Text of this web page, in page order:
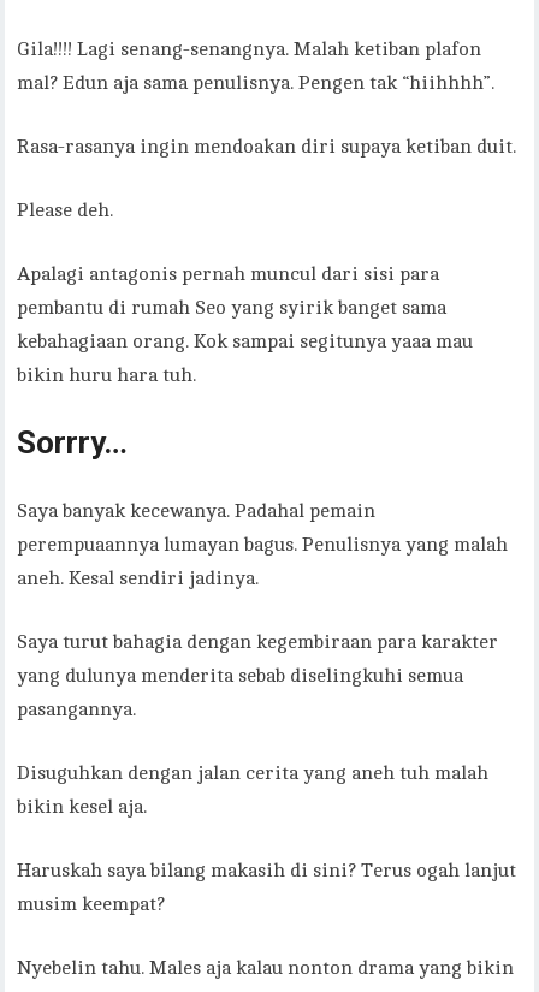
Gila!!!! Lagi senang-senangnya. Malah ketiban plafon
mal? Edun aja sama penulisnya. Pengen tak “hiihhhh”.
Rasa-rasanya ingin mendoakan diri supaya ketiban duit.
Please deh.
Apalagi antagonis pernah muncul dari sisi para
pembantu di rumah Seo yang syirik banget sama
kebahagiaan orang. Kok sampai segitunya yaaa mau
bikin huru hara tuh.
Sorrry…
Saya banyak kecewanya. Padahal pemain
perempuaannya lumayan bagus. Penulisnya yang malah
aneh. Kesal sendiri jadinya.
Saya turut bahagia dengan kegembiraan para karakter
yang dulunya menderita sebab diselingkuhi semua
pasangannya.
Disuguhkan dengan jalan cerita yang aneh tuh malah
bikin kesel aja.
Haruskah saya bilang makasih di sini? Terus ogah lanjut
musim keempat?
Nyebelin tahu. Males aja kalau nonton drama yang bikin